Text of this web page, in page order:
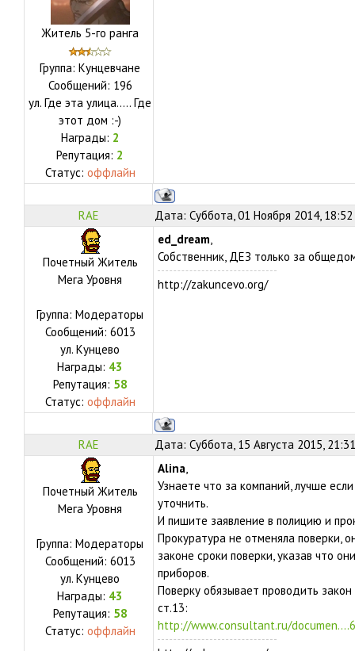
Житель 5-го ранга
Группа: Кунцевчане
Сообщений: 196
ул. Где эта улица..... Где
этот дом :-)
Награды: 2
Репутация: 2
Статус: оффлайн
RAE Дата: Суббота, 01 Ноября 2014,
Почетный Житель
Мега Уровня
Группа: Модераторы
Сообщений: 6013
ул. Кунцево
Награды: 43
Репутация: 58
Статус: оффлайн
ed_dream,
Собственник, ДЕЗ только за
http://zakuncevo.org/
RAE Дата: Суббота, 15 Августа 2015,
Почетный Житель
Мега Уровня
Группа: Модераторы
Сообщений: 6013
ул. Кунцево
Награды: 43
Репутация: 58
Статус: оффлайн
Alina,
Узнаете что за компаний, лучше
уточнить.
И пишите заявление в полицию и
Прокуратура не отменяла поверки,
законе сроки поверки, указав что
приборов.
Поверку обязывает проводить
ст.13:
http://www.consultant.ru/